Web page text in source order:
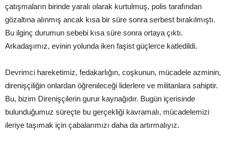
çatışmaların birinde yaralı olarak kurtulmuş, polis tarafından
gözaltına alınmış ancak kısa bir süre sonra serbest bırakılmıştı.
Bu ilginç durumun sebebi kısa süre sonra ortaya çıktı.
Arkadaşımız, evinin yolunda iken faşist güçlerce katledildi.
Devrimci hareketimiz, fedakarlığın, coşkunun, mücadele azminin,
direnişçiliğin onlardan öğrenileceği liderlere ve militanlara sahiptir.
Bu, bizim Direnişçilerin gurur kaynağıdır. Bugün içerisinde
bulunduğumuz süreçte bu gerçekliği kavramalı, mücadelemizi
ileriye taşımak için çabalarımızı daha da artırmalıyız.